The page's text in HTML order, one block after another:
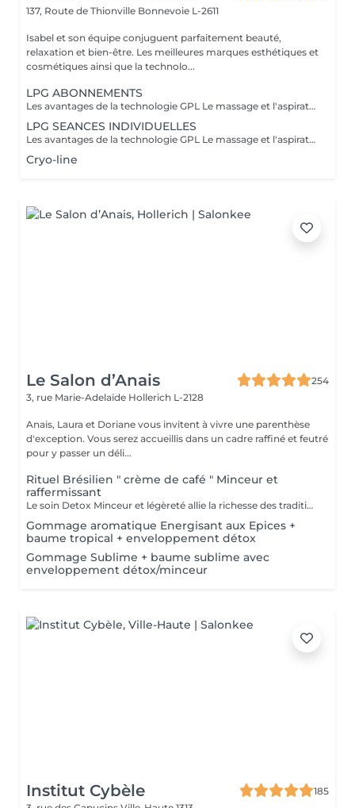
137, Route de Thionville Bonnevoie L-2611
Isabel et son équipe conjuguent parfaitement beauté,
relaxation et bien-être. Les meilleures marques esthétiques et
cosmétiques ainsi que la technolo...
LPG ABONNEMENTS
Les avantages de la technologie GPL Le massage et l'aspiration combinés du LPG Cellu M6 Medical offrent des solutions minceur, anti-âge et thérapeutiques 100% naturelles à travers des massages indolores qui réactivent naturellement les mécanismes cellulaires, apportant divers bienfaits adaptés à vos besoins spécifiques. Avantages esthétiques : Réduit la cellulite, la peau d'orange disparaissant progressivement pour redonner à la peau son aspect lisse et ferme. Harmonise la silhouette. Raffermit et améliore l'apparence de la peau. Diminue l'apparence des cicatrices, des greffes et des brûlures. Bienfaits thérapeutiques : Améliore la circulation lymphatique et sanguine. Favorise la récupération postopératoire. Génère un effet relaxant. Réduit les douleurs musculaires. Soulage les jambes lourdes et les chevilles gonflées. Prépare à l'effort physique. Facilite la récupération après l'effort : courbatures, etc. Traite les affections liées au sport : tendinites, blessures musculaires, etc. Procure détente et relaxation musculaire. Praticiens formés : Carla Lisete Marie Francesca Prenez soin de votre corps et de votre beauté dès aujourd'hui : avec la technologie LPG pour préparer votre peau et votre corps aux années à venir
LPG SEANCES INDIVIDUELLES
Les avantages de la technologie GPL Le massage et l'aspiration combinés du LPG Cellu M6 Medical offrent des solutions minceur, anti-âge et thérapeutiques 100% naturelles à travers des massages indolores qui réactivent naturellement les mécanismes cellulaires, apportant divers bienfaits adaptés à vos besoins spécifiques. Avantages esthétiques : Réduit la cellulite, la peau d'orange disparaissant progressivement pour redonner à la peau son aspect lisse et ferme. Harmonise la silhouette. Raffermit et améliore l'apparence de la peau. Diminue l'apparence des cicatrices, des greffes et des brûlures. Bienfaits thérapeutiques : Améliore la circulation lymphatique et sanguine. Favorise la récupération postopératoire. Génère un effet relaxant. Réduit les douleurs musculaires. Soulage les jambes lourdes et les chevilles gonflées. Prépare à l'effort physique. Facilite la récupération après l'effort : courbatures, etc. Traite les affections liées au sport : tendinites, blessures musculaires, etc. Procure détente et relaxation musculaire. Praticiens formés : Carla Lisete Carla Marie Francesca Prenez soin de votre corps et de votre beauté dès aujourd'hui : avec la technologie LPG pour préparer votre peau et votre corps aux années à venir
Cryo-line
Le Salon d’Anais
254
3, rue Marie-Adelaïde Hollerich L-2128
Anais, Laura et Doriane vous invitent à vivre une parenthèse
d'exception. Vous serez accueillis dans un cadre raffiné et feutré
pour y passer un déli...
Rituel Brésilien " crème de café " Minceur et
raffermissant
Le soin Detox Minceur et légèreté allie la richesse des traditions et pharmacopées brésiliennes et indiennes. Les mouvements vont, de façon alternatives, oxygéner et les drainer les tissus afin de raffermir et detoxifier le corps et le mental. Ce soin est pratiqué avec la Crème de Café Minceur, l'Huile Ayurvédique et un enveloppement personnalisé. * Possibilité de faire un abonnement 5+ 1 offert
Gommage aromatique Energisant aux Epices +
baume tropical + enveloppement détox
Gommage Sublime + baume sublime avec
enveloppement détox/minceur
Institut Cybèle
185